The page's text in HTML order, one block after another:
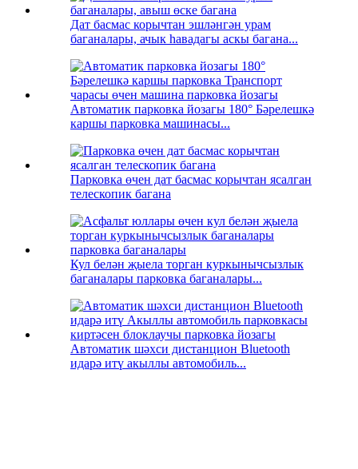
Дат басмас корычтан эшләнгән урам
баганалары, ачык һавадагы аскы багана...
Автоматик парковка йозагы 180° Бәрелешкә
каршы парковка машинасы...
Парковка өчен дат басмас корычтан ясалган
телескопик багана
Кул белән җыела торган куркынычсызлык
баганалары парковка баганалары...
Автоматик шәхси дистанцион Bluetooth
идарә итү акыллы автомобиль...